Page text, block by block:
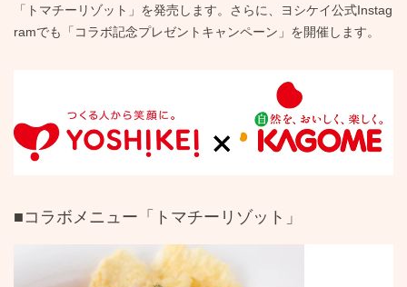
「トマチーリゾット」を発売します。さらに、ヨシケイ公式Instag
ramでも「コラボ記念プレゼントキャンペーン」を開催します。
■コラボメニュー「トマチーリゾット」